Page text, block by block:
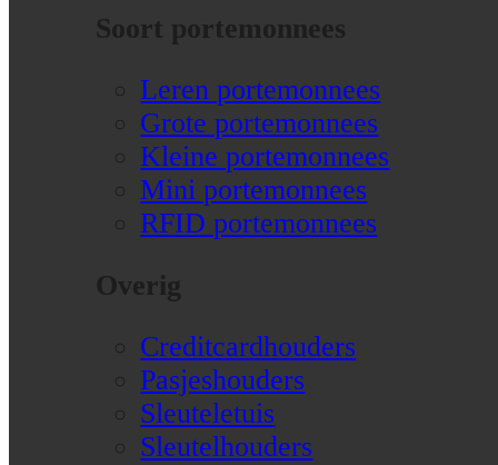
Soort portemonnees
Leren portemonnees
Grote portemonnees
Kleine portemonnees
Mini portemonnees
RFID portemonnees
Overig
Creditcardhouders
Pasjeshouders
Sleuteletuis
Sleutelhouders